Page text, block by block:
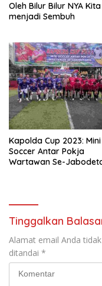
Oleh Bilur Bilur NYA Kita
menjadi Sembuh
Kapolda Cup 2023: Mini
Soccer Antar Pokja
Wartawan Se-
Tinggalkan
Alamat email Anda
ditandai *